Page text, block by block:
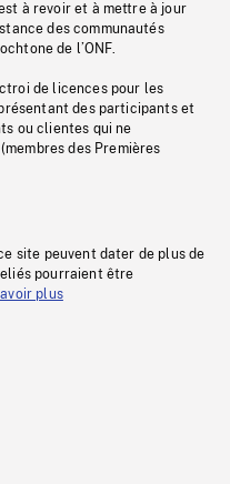
à revoir et à mettre à jour
des communautés
de l’ONF.
de licences pour les
des participants et
ou clientes qui ne
des Premières
site peuvent dater de plus de
pourraient être
plus